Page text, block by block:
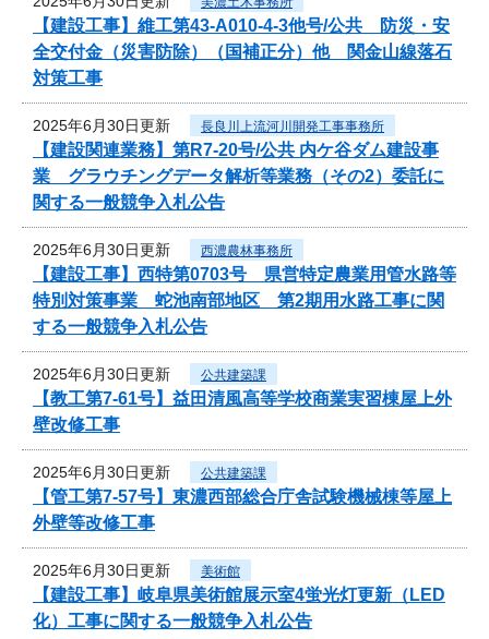
【建設工事】維工第43-A010-4-3他号/公共 防災・安
全交付金（災害防除）（国補正分）他 関金山線落石
対策工事
2025年6月30日更新 長良川上流河川開発工事事務所
【建設関連業務】第R7-20号/公共 内ケ谷ダム建設事
業 グラウチングデータ解析等業務（その2）委託に
関する一般競争入札公告
2025年6月30日更新 西濃農林事務所
【建設工事】西特第0703号 県営特定農業用管水路等
特別対策事業 蛇池南部地区 第2期用水路工事に関
する一般競争入札公告
2025年6月30日更新 公共建築課
【教工第7-61号】益田清風高等学校商業実習棟屋上外
壁改修工事
2025年6月30日更新 公共建築課
【管工第7-57号】東濃西部総合庁舎試験機械棟等屋上
外壁等改修工事
2025年6月30日更新 美術館
【建設工事】岐阜県美術館展示室4蛍光灯更新（LED
化）工事に関する一般競争入札公告